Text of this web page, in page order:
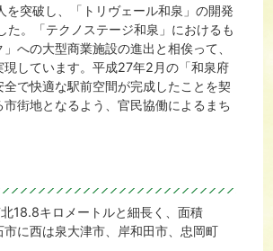
突破し、「トリヴェール和泉」の開発
。「テクノステージ和泉」におけるも
への大型商業施設の進出と相俟って、
しています。平成27年2月の「和泉府
で快適な駅前空間が完成したことを契
街地となるよう、官民協働によるまち
18.8キロメートルと細長く、面積
に西は泉大津市、岸和田市、忠岡町